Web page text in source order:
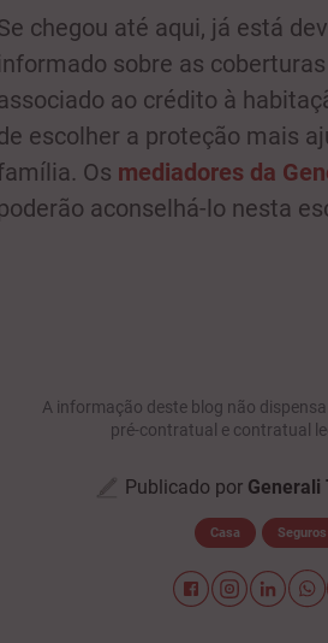
chegou até aqui, já está
sobre as
ao crédito à
escolher a proteção mais
Os mediadores da
aconselhá-lo nesta
A informação deste blog não
pré-contratual e contratual
Publicado por Generali
Casa Seguros